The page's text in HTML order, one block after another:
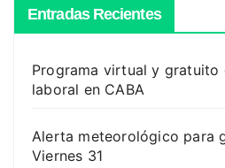
Entradas Recientes
Programa virtual y gratuito
laboral en CABA
Alerta meteorológico para
Viernes 31